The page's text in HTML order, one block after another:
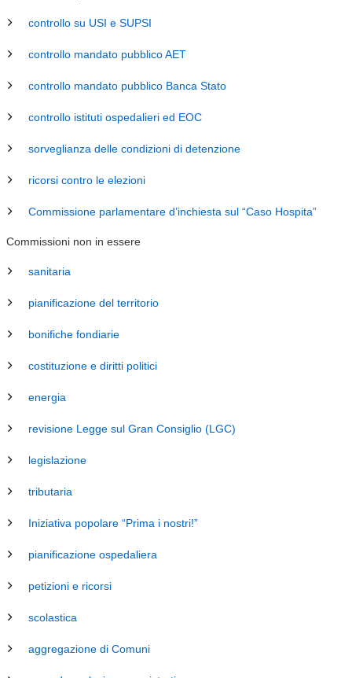
controllo su USI e SUPSI
controllo mandato pubblico AET
controllo mandato pubblico Banca Stato
controllo istituti ospedalieri ed EOC
sorveglianza delle condizioni di detenzione
ricorsi contro le elezioni
Commissione parlamentare d’inchiesta sul “Caso Hospita”
Commissioni non in essere
sanitaria
pianificazione del territorio
bonifiche fondiarie
costituzione e diritti politici
energia
revisione Legge sul Gran Consiglio (LGC)
legislazione
tributaria
Iniziativa popolare “Prima i nostri!”
pianificazione ospedaliera
petizioni e ricorsi
scolastica
aggregazione di Comuni